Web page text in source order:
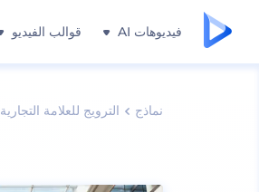
فيديوهات AI قوالب الفيديو
نماذج الترويج للعلامة التجارية